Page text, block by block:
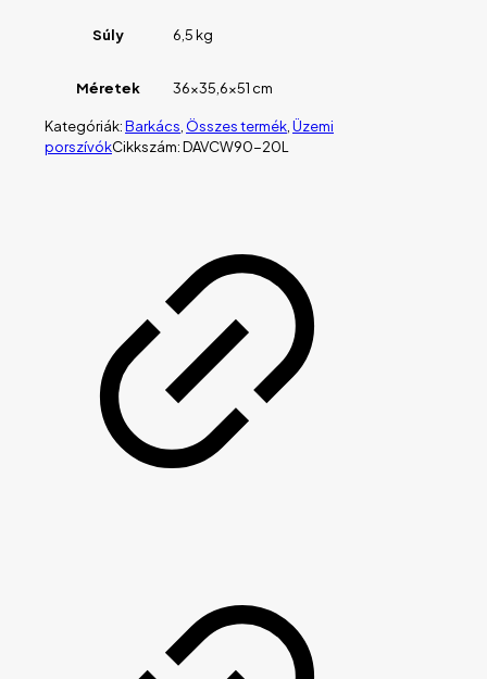
Súly 6,5 kg
Méretek 36×35,6×51 cm
Kategóriák:Barkács, Összes termék,Üzemi
porszívókCikkszám:DAVCW90-20L